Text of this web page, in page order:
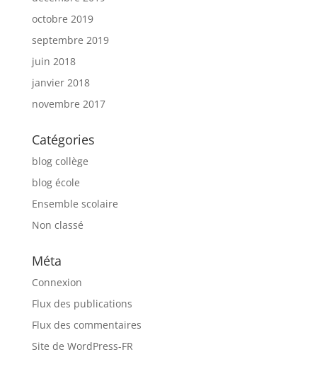
octobre 2019
septembre 2019
juin 2018
janvier 2018
novembre 2017
Catégories
blog collège
blog école
Ensemble scolaire
Non classé
Méta
Connexion
Flux des publications
Flux des commentaires
Site de WordPress-FR